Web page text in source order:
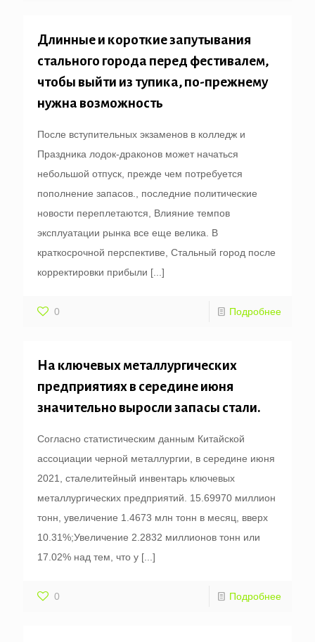
Длинные и короткие запутывания
стального города перед фестивалем,
чтобы выйти из тупика, по-прежнему
нужна возможность
После вступительных экзаменов в колледж и
Праздника лодок-драконов может начаться
небольшой отпуск, прежде чем потребуется
пополнение запасов., последние политические
новости переплетаются, Влияние темпов
эксплуатации рынка все еще велика. В
краткосрочной перспективе, Стальный город после
корректировки прибыли [...]
0 Подробнее
На ключевых металлургических
предприятиях в середине июня
значительно выросли запасы стали.
Согласно статистическим данным Китайской
ассоциации черной металлургии, в середине июня
2021, сталелитейный инвентарь ключевых
металлургических предприятий. 15.69970 миллион
тонн, увеличение 1.4673 млн тонн в месяц, вверх
10.31%;Увеличение 2.2832 миллионов тонн или
17.02% над тем, что у [...]
0 Подробнее